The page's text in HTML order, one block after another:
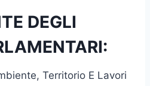
DEGLI
Territorio E Lavori